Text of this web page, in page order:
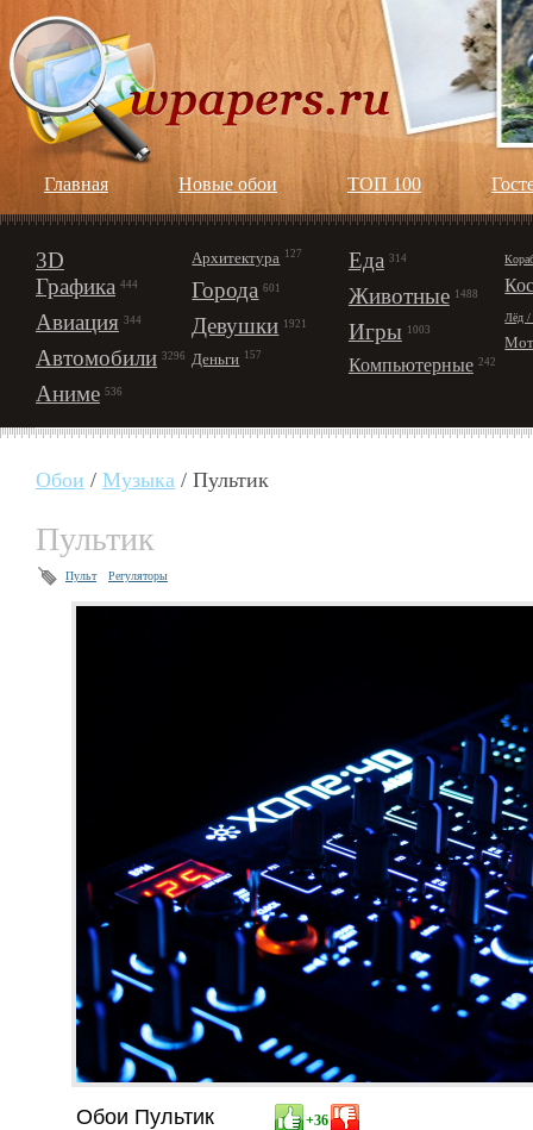
Главная Новые обои ТОП 100
3D
Графика 444
Авиация 344
Автомобили 3296
Аниме 536
Архитектура 127
Города 601
Девушки 1921
Деньги 157
Еда 314
Животные 1488
Игры 1003
Компьютерные 242
Лёд
Обои / Музыка / Пультик
Пультик
Пульт Регуляторы
Обои Пультик +36